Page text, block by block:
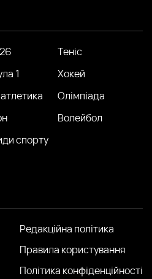
Теніс
1
Хокей
Олімпіада
Волейбол
спорту
Редакційна політика
Правила користування
Політика конфіденційності